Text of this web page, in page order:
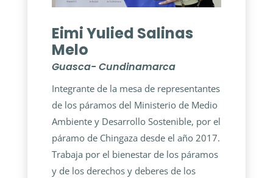
Eimi Yulied Salinas
Melo
Guasca- Cundinamarca
Integrante de la mesa de representantes
de los páramos del Ministerio de Medio
Ambiente y Desarrollo Sostenible, por el
páramo de Chingaza desde el año 2017.
Trabaja por el bienestar de los páramos
y de los derechos y deberes de los